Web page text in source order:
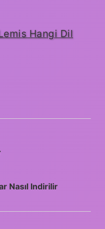
Hangi Dil
Nasıl Indirilir